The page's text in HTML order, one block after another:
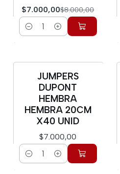
$7.000,00$8.000,00
Cantidad
JUMPERS
DUPONT
HEMBRA
HEMBRA 20CM
X40 UNID
$7.000,00
Cantidad